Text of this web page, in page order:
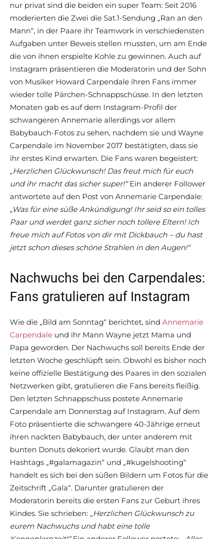
nur privat sind die beiden ein super Team: Seit 2016
moderierten die Zwei die Sat.1-Sendung „Ran an den
Mann“, in der Paare ihr Teamwork in verschiedensten
Aufgaben unter Beweis stellen mussten, um am Ende
die von ihnen erspielte Kohle zu gewinnen. Auch auf
Instagram präsentieren die Moderatorin und der Sohn
von Musiker Howard Carpendale ihren Fans immer
wieder tolle Pärchen-Schnappschüsse. In den letzten
Monaten gab es auf dem Instagram-Profil der
schwangeren Annemarie allerdings vor allem
Babybauch-Fotos zu sehen, nachdem sie und Wayne
Carpendale im November 2017 bestätigten, dass sie
ihr erstes Kind erwarten. Die Fans waren begeistert:
„Herzlichen Glückwunsch! Das freut mich für euch
und ihr macht das sicher super!“Ein anderer Follower
antwortete auf den Post von Annemarie Carpendale:
„Was für eine süße Ankündigung! Ihr seid so ein tolles
Paar und werdet ganz sicher noch tollere Eltern! Ich
freue mich auf Fotos von dir mit Dickbauch – du hast
jetzt schon dieses schöne Strahlen in den Augen!“
Nachwuchs bei den Carpendales:
Fans gratulieren auf Instagram
Wie die „Bild am Sonntag“ berichtet, sind Annemarie
Carpendale und ihr Mann Wayne jetzt Mama und
Papa geworden. Der Nachwuchs soll bereits Ende der
letzten Woche geschlüpft sein. Obwohl es bisher noch
keine offizielle Bestätigung des Paares in den sozialen
Netzwerken gibt, gratulieren die Fans bereits fleißig.
Den letzten Schnappschuss postete Annemarie
Carpendale am Donnerstag auf Instagram. Auf dem
Foto präsentierte die schwangere 40-Jährige erneut
ihren nackten Babybauch, der unter anderem mit
bunten Donuts dekoriert wurde. Glaubt man den
Hashtags „#galamagazin“ und „#kugelshooting“
handelt es sich bei den süßen Bildern um Fotos für die
Zeitschrift „Gala“. Darunter gratulieren der
Moderatorin bereits die ersten Fans zur Geburt ihres
Kindes. Sie schrieben: „Herzlichen Glückwunsch zu
eurem Nachwuchs und habt eine tolle